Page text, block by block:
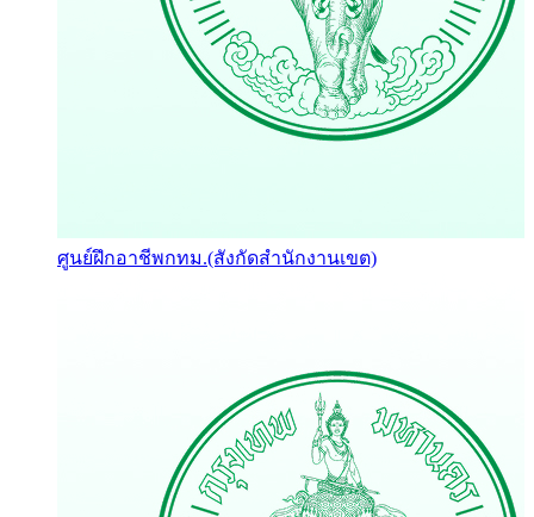
ศูนย์ฝึกอาชีพกทม.(สังกัดสำนักงานเขต)